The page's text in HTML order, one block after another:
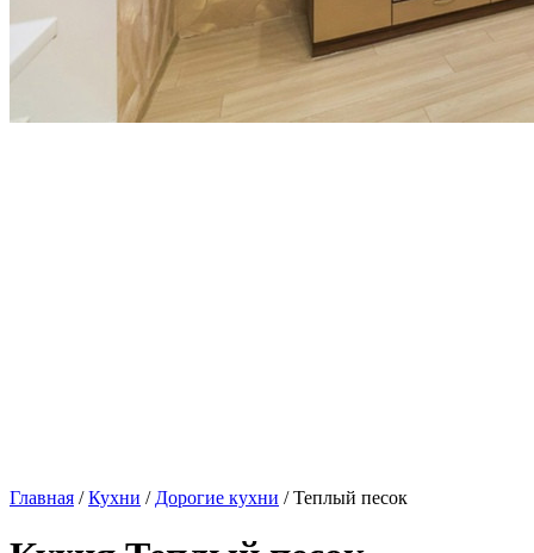
Главная /Кухни / Дорогие кухни / Теплый песок